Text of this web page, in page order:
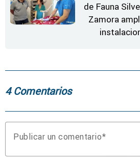
de Fauna
Zamora
4 Comentarios
Publicar un comentario